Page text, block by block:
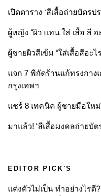
เปิดตาราง ‘สีเสื้อถ่ายบัตร
ผู้หญิง “ผิว แทน ใส่ เสื้อ สี
ผู้ชายผิวสีเข้ม “ใส่เสื้อสีอะไ
แจก 7 พิกัดร้านแก้ทรงกา
กรุงเทพฯ
แชร์ 8 เทคนิค ผู้ชายมือให
มาแล้ว! ‘สีเสื้อมงคลถ่ายบั
EDITOR PICK'S
แต่งตัวไม่เป็น ทำอย่างไรดี